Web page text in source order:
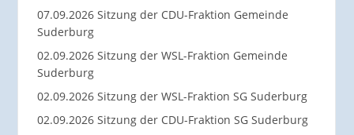
07.09.2026 Sitzung der CDU-Fraktion Gemeinde
Suderburg
02.09.2026 Sitzung der WSL-Fraktion Gemeinde
Suderburg
02.09.2026 Sitzung der WSL-Fraktion SG Suderburg
02.09.2026 Sitzung der CDU-Fraktion SG Suderburg